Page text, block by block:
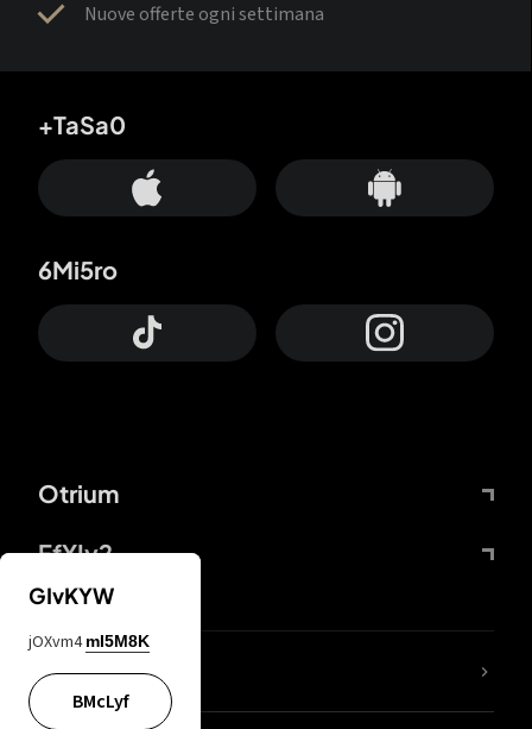
Nuove offerte ogni settimana
Otrium
FfYIy2
+TaSa0
6Mi5ro
Lj7sBL
GIvKYW
jOXvm4 mI5M8K
BMcLyf